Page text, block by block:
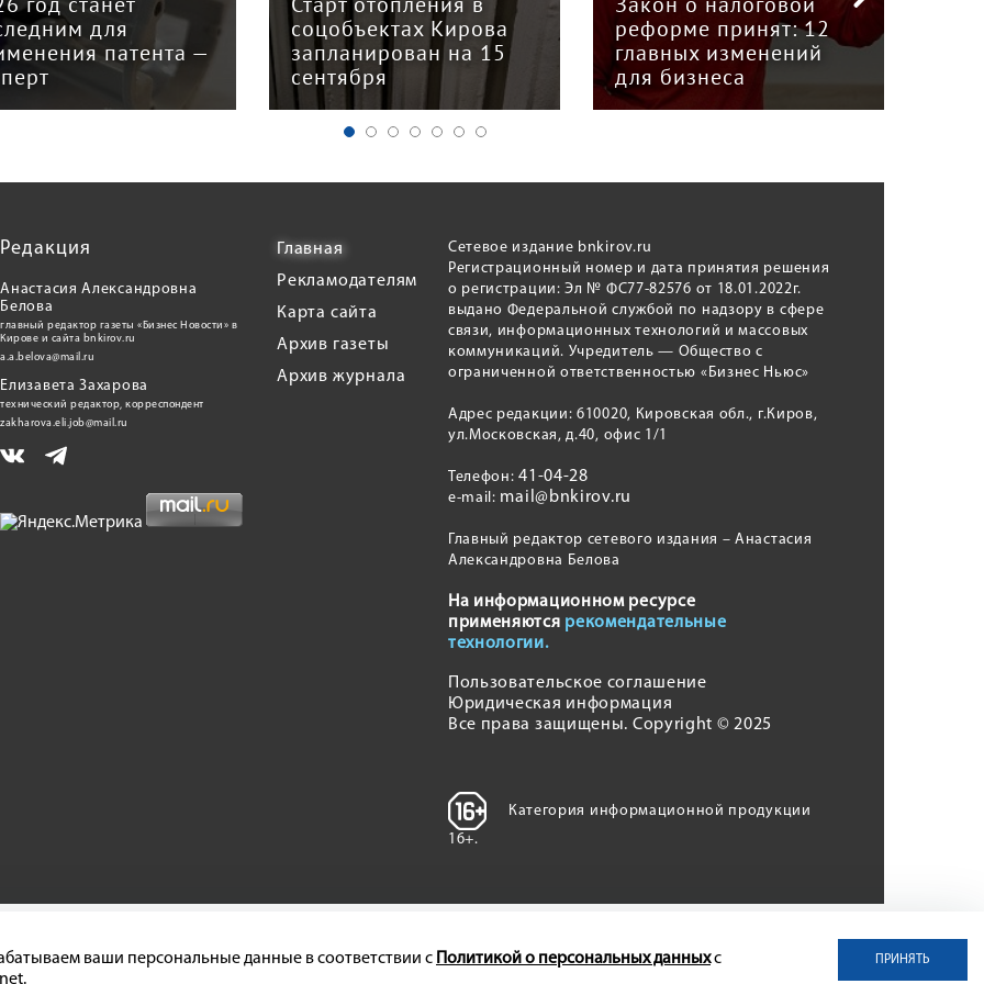
для
патента —
соцобъектах Кирова
запланирован на 15
сентября
реформе принят: 12
главных изменений
для бизнеса
Редакция
Анастасия Александровна
Белова
главный редактор газеты «Бизнес Новости» в
Кирове и сайта bnkirov.ru
a.a.belova@mail.ru
Елизавета Захарова
технический редактор, корреспондент
zakharova.eli.job@mail.ru
Главная
Рекламодателям
Карта сайта
Архив газеты
Архив журнала
Сетевое издание bnkirov.ru
Регистрационный номер и дата принятия решения
о регистрации: Эл № ФС77-82576 от 18.01.2022г.
выдано Федеральной службой по надзору в сфере
связи, информационных технологий и массовых
коммуникаций. Учредитель — Общество с
ограниченной ответственностью «Бизнес Ньюс»
Адрес редакции: 610020, Кировская обл., г.Киров,
ул.Московская, д.40, офис 1/1
Телефон:41-04-28
e-mail: mail@bnkirov.ru
Главный редактор сетевого издания – Анастасия
Александровна Белова
На информационном ресурсе
применяются рекомендательные
технологии.
Пользовательское соглашение
Юридическая информация
Все права защищены. Copyright © 2025
Категория информационной продукции
16+.
ваши персональные данные в соответствии с Политикой о персональных данныхс
ПРИНЯТЬ